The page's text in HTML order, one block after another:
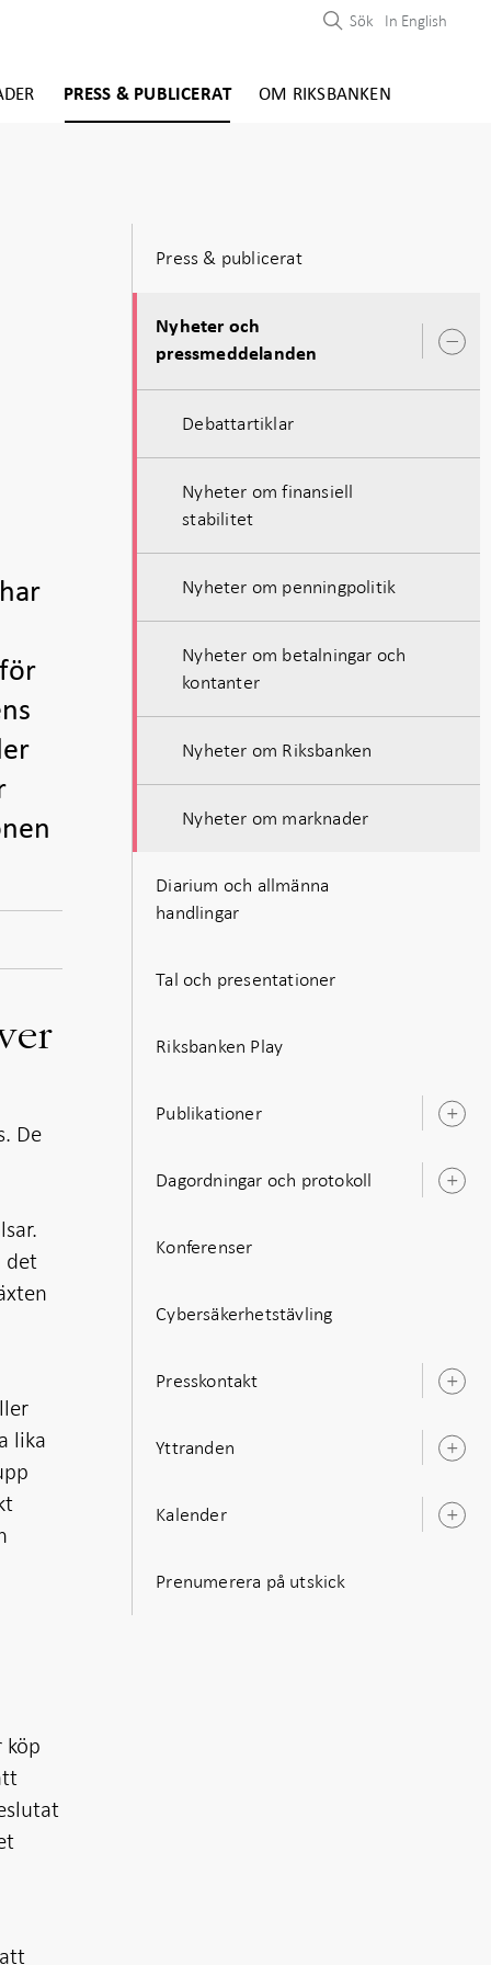
PRESS & PUBLICERAT OM RIKSBANKEN
Sök In English
De
det
lika
Press & publicerat
Nyheter och
pressmeddelanden
Debattartiklar
Nyheter om finansiell
stabilitet
Nyheter om penningpolitik
Nyheter om betalningar och
kontanter
Nyheter om Riksbanken
Nyheter om marknader
Diarium och allmänna
handlingar
Tal och presentationer
Riksbanken Play
Publikationer
Dagordningar och protokoll
Konferenser
Cybersäkerhetstävling
Presskontakt
Yttranden
Kalender
Prenumerera på utskick